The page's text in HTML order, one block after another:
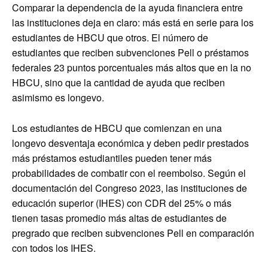
Comparar la dependencia de la ayuda financiera entre
las instituciones deja en claro: más está en serie para los
estudiantes de HBCU que otros. El número de
estudiantes que reciben subvenciones Pell o préstamos
federales 23 puntos porcentuales más altos que en la no
HBCU, sino que la cantidad de ayuda que reciben
asimismo es longevo.
Los estudiantes de HBCU que comienzan en una
longevo desventaja económica y deben pedir prestados
más préstamos estudiantiles pueden tener más
probabilidades de combatir con el reembolso. Según el
documentación del Congreso 2023, las instituciones de
educación superior (IHES) con CDR del 25% o más
tienen tasas promedio más altas de estudiantes de
pregrado que reciben subvenciones Pell en comparación
con todos los IHES.